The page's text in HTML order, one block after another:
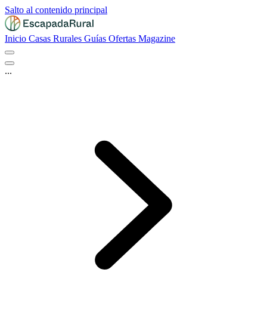
Salto al contenido principal
Inicio Casas Rurales Guías Ofertas Magazine
...